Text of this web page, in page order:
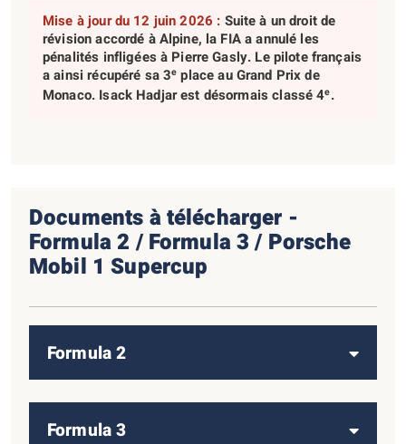
Mise à jour du 12 juin 2026 : Suite à un droit de
révision accordé à Alpine, la FIA a annulé les
pénalités infligées à Pierre Gasly. Le pilote français
a ainsi récupéré sa 3e place au Grand Prix de
Monaco. Isack Hadjar est désormais classé 4e.
Documents à télécharger -
Formula 2 / Formula 3 / Porsche
Mobil 1 Supercup
Formula 2
Formula 3